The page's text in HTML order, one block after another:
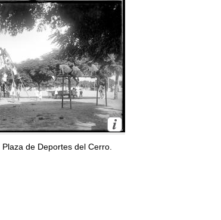
Plaza de Deportes del Cerro.